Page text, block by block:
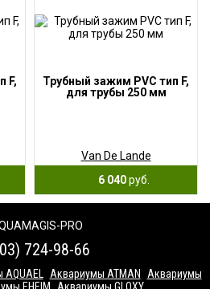
F,
Трубный зажим PVC тип F,
для трубы 250 мм
Van De Lande
6 040руб.
724-98-66
Аквариумы ATMAN
Аквариумы